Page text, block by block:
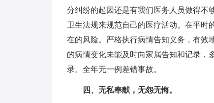
分纠纷的起因还是有我们医务人员做得不
卫生法规来规范自己的医疗活动。在平时
在的风险。严格执行病情告知义务，有效
的病情变化未能及时向家属告知和记录，
录。全年无一例差错事故。
四、无私奉献，无怨无悔。